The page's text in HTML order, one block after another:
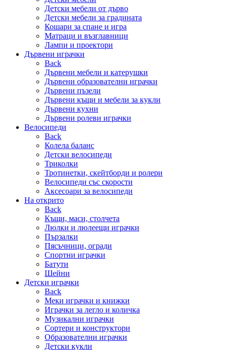
Детски мебели от дърво
Детски мебели за градината
Кошари за спане и игра
Матраци и възглавници
Лампи и проектори
Дървени играчки
Back
Дървени мебели и катерушки
Дървени образователни играчки
Дървени пъзели
Дървени къщи и мебели за кукли
Дървени кухни
Дървени ролеви играчки
Велосипеди
Back
Колела баланс
Детски велосипеди
Триколки
Тротинетки, скейтборди и ролери
Велосипеди със скорости
Аксесоари за велосипеди
На открито
Back
Къщи, маси, столчета
Люлки и люлеещи играчки
Пързалки
Пясъчници, огради
Спортни играчки
Батути
Шейни
Детски играчки
Back
Меки играчки и книжки
Играчки за легло и количка
Музикални играчки
Сортери и конструктори
Образователни играчки
Детски кукли